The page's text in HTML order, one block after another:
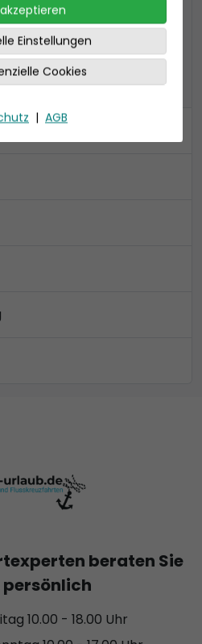
Preis 3.290 €
Einstellungen
Cookies
| AGB
beraten Sie
persönlich
10.00 - 18.00 Uhr